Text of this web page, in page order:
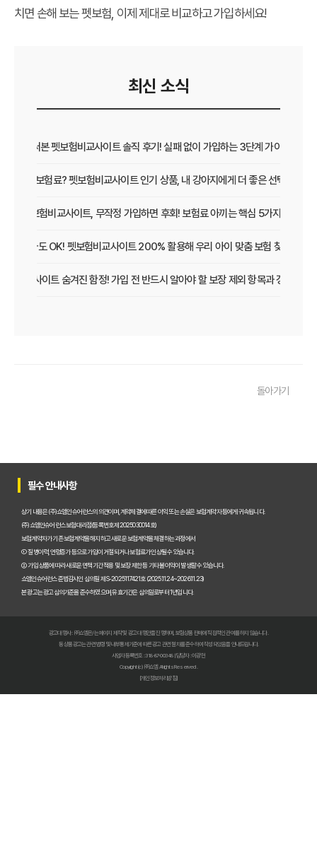
치면 손해 보는 펫보험, 이제 제대로 비교하고 가입하세요!
최신 소식
직접 써본 펫보험비교사이트 솔직 후기! 실패 없이 가입하는 3단계 가이드
보장 vs 보험료? 펫보험비교사이트 인기 상품, 내 강아지에게 더 좋은 선택은?
펫보험비교사이트, 무작정 가입하면 후회! 보험료 아끼는 핵심 5가지
초보 집사도 OK! 펫보험비교사이트 200% 활용해 우리 아이 맞춤 보험 찾는 법
험비교사이트 숨겨진 함정! 가입 전 반드시 알아야 할 보장 제외 항목과 갱신 조건
펫보험비교사이트, 평점만 보고 고르면 후회? 진짜 중요한 차이점은?
펫보험비교사이트, A사와 B사 어디가 더 유리할까?
펫보험비교사이트 이용 전 필수! 놓치면 후회할 3가지 체크리스트
펫보험비교사이트, 내 반려동물에게 꼭 맞는 선택 기준은?
펫보험비교사이트 현명하게 고르는 법: 보장 범위별 주요 서비스 비교 분석
숨은 혜택까지 찾는 펫보험비교사이트 100% 활용 노하우 대공개
돌아가기
필수 안내사항
상기 내용은 (주)쇼엠인슈어런스의 의견이며, 계약체결에 따른 이익 또는 손실은 보험계약자 등에게 귀속됩니다.
(주)쇼엠인슈어런스 보험대리점(등록번호 제2025030014호)
보험계약자가 기존 보험계약을 해지하고 새로운 보험계약을 체결하는 과정에서
① 질병이력, 연령증가 등으로 가입이 거절되거나 보험료가 인상될 수 있습니다.
② 가입 상품에 따라 새로운 면책기간 적용 및 보장 제한 등 기타 불이익이 발생할 수 있습니다.
쇼엠인슈어런스 준법감시인 심의필 제S-2025117421호 (2025.11.24~2026.11.23)
본 광고는 광고심의기준을 준수하였으며, 유효기간은 심의일로부터 1년입니다.
광고대행사 : ㈜쇼엠은/는 페이지 제작 및 광고 대행만을 진행하며, 보험상품 판매에 직접적인 관여를 하지 않습니다.
동 상품광고는 관련 법령 및 내부통제기준에 따른 광고 관련 절차를 준수하여 작성되었음을 안내드립니다.
사업자등록번호 : 318-87-00348 | 담당자 : 이광헌
Copyright (c) ㈜쇼엠 All rights Reserved.
[개인정보처리방침]